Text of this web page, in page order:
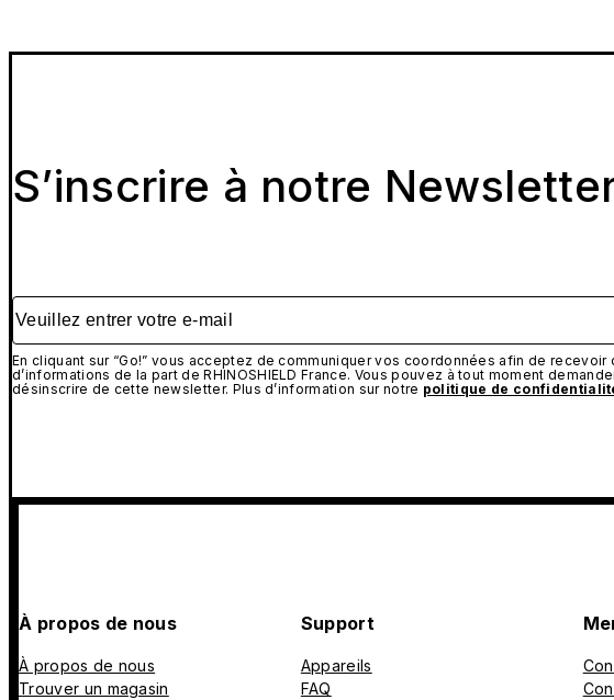
S’inscrire à notre
Veuillez entrer votre e-mail
En cliquant sur “Go!” vous acceptez de communiquer vos coordonnées afin de recevoir
d’informations de la part de RHINOSHIELD France. Vous pouvez à tout moment
désinscrire de cette newsletter. Plus d’information sur notre politique de
À propos de nous
À propos de nous
Trouver un magasin
Support
Appareils
FAQ